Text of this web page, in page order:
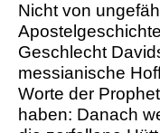
Nicht von
Geschlecht
messianische
Worte der
haben: Danach